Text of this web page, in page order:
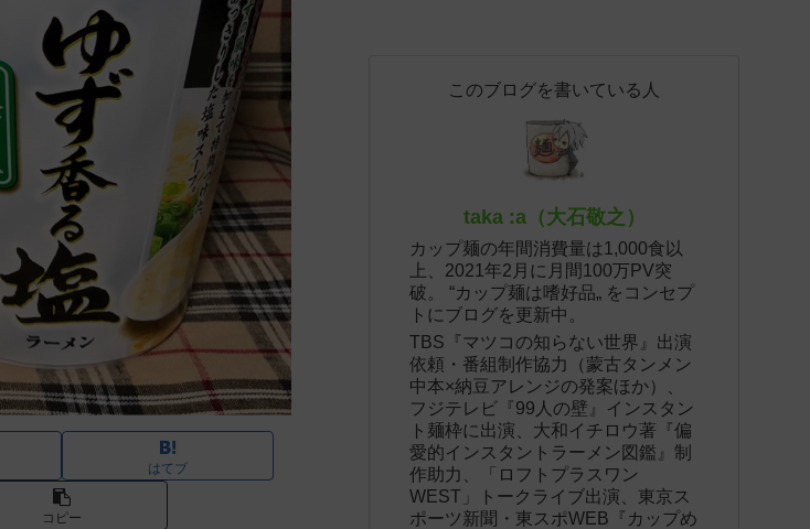
はてブ
コピー
このブログを書いている人
taka :a（大石敬之）
カップ麺の年間消費量は1,000食以
上、2021年2月に月間100万PV突
破。 “カップ麺は嗜好品„ をコンセプ
トにブログを更新中。
TBS『マツコの知らない世界』出演
依頼・番組制作協力（蒙古タンメン
中本×納豆アレンジの発案ほか）、
フジテレビ『99人の壁』インスタン
ト麺枠に出演、大和イチロウ著『偏
愛的インスタントラーメン図鑑』制
作助力、「ロフトプラスワン
WEST」トークライブ出演、東京ス
ポーツ新聞・東スポWEB『カップめ